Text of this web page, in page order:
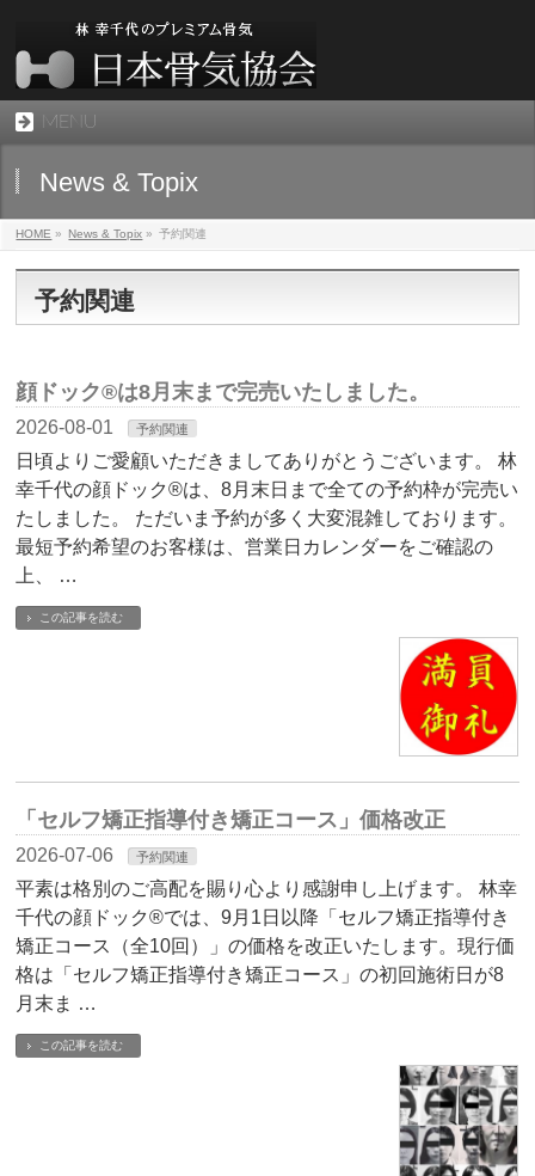
MENU
News & Topix
HOME » News & Topix » 予約関連
予約関連
顔ドック®は8月末まで完売いたしました。
2026-08-01 予約関連
日頃よりご愛顧いただきましてありがとうございます。 林
幸千代の顔ドック®は、8月末日まで全ての予約枠が完売い
たしました。 ただいま予約が多く大変混雑しております。
最短予約希望のお客様は、営業日カレンダーをご確認の
上、 …
この記事を読む
「セルフ矯正指導付き矯正コース」価格改正
2026-07-06 予約関連
平素は格別のご高配を賜り心より感謝申し上げます。 林幸
千代の顔ドック®では、9月1日以降「セルフ矯正指導付き
矯正コース（全10回）」の価格を改正いたします。現行価
格は「セルフ矯正指導付き矯正コース」の初回施術日が8
月末ま …
この記事を読む